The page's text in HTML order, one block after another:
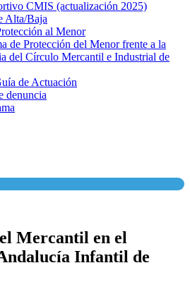
CMIS (actualización 2025)
Alta/Baja
al Menor
de Protección del Menor frente a la
del Círculo Mercantil e Industrial de
de Actuación
denuncia
Mercantil en el
Infantil de